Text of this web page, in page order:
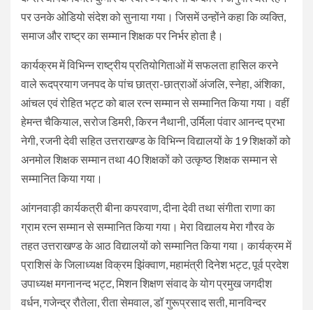
पर उनके ओडियो संदेश को सुनाया गया। जिसमें उन्होंने कहा कि व्यक्ति,
समाज और राष्ट्र का सम्मान शिक्षक पर निर्भर होता है।
कार्यक्रम में विभिन्न राष्ट्रीय प्रतियोगिताओं में सफलता हासिल करने
वाले रूदप्रयाग जनपद के पांच छात्रा-छात्राओं अंजलि, स्नेहा, अंशिका,
आंचल एवं रोहित भट्ट को बाल रत्न सम्मान से सम्मानित किया गया। वहीं
हेमन्त चैकियाल, सरोज डिमरी, किरन नैथानी, उर्मिला पंवार आनन्द प्रभा
नेगी, रजनी देवी सहित उत्तराखण्ड के विभिन्न विद्यालयों के 19 शिक्षकों को
अनमोल शिक्षक सम्मान तथा 40 शिक्षकों को उत्कृष्ठ शिक्षक सम्मान से
सम्मानित किया गया।
आंगनवाड़ी कार्यकत्री बीना कपरवाण, दीना देवी तथा संगीता राणा का
ग्राम रत्न सम्मान से सम्मानित किया गया। मेरा विद्यालय मेरा गौरव के
तहत उत्तराखण्ड के आठ विद्यालयों को सम्मानित किया गया। कार्यक्रम में
प्राशिसं के जिलाध्यक्ष विक्रम झिंक्वाण, महामंत्री दिनेश भट्ट, पूर्व प्रदेश
उपाध्यक्ष मगनानन्द भट्ट, मिशन शिक्षण संवाद के योग प्रमुख जगदीश
वर्धन, गजेन्द्र रौतेला, रीता सेमवाल, डॉ गुरूप्रसाद सती, मानविन्दर